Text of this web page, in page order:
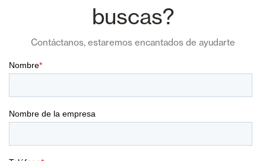
buscas?
Contáctanos, estaremos encantados de ayudarte